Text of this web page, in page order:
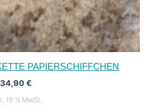
PAPIERSCHIFFCHEN
34,90€
19 % MwSt.